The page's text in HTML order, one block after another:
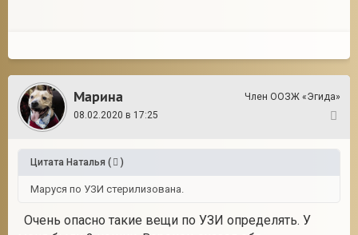
Марина
Член ООЗЖ «Эгида»
08.02.2020 в 17:25
Цитата Наталья ( )
Маруся по УЗИ стерилизована.
Очень опасно такие вещи по УЗИ определять. У